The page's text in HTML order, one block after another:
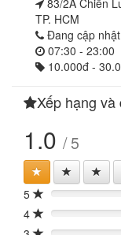
83/2A Chiến
TP. HCM
Đang cập nhật
07:30 - 23:00
10.000đ -
Xếp hạng và
1.0 / 5
5 0%
4
0%